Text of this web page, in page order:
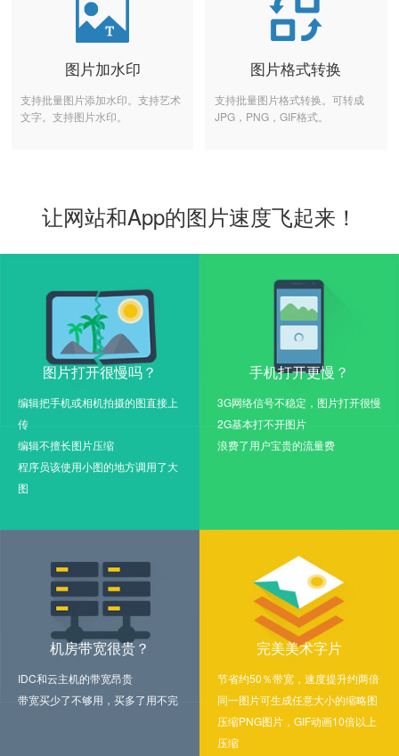
图片加水印
支持批量图片添加水印。支持艺术
文字。支持图片水印。
图片格式转换
支持批量图片格式转换。可转成
JPG，PNG，GIF格式。
让网站和App的图片速度飞起来！
图片打开很慢吗？
编辑把手机或相机拍摄的图直接上
传
编辑不擅长图片压缩
程序员该使用小图的地方调用了大
图
手机打开更慢？
3G网络信号不稳定，图片打开很慢
2G基本打不开图片
浪费了用户宝贵的流量费
机房带宽很贵？
IDC和云主机的带宽昂贵
带宽买少了不够用，买多了用不完
完美美术字片
节省约50％带宽，速度提升约两倍
同一图片可生成任意大小的缩略图
压缩PNG图片，GIF动画10倍以上
压缩